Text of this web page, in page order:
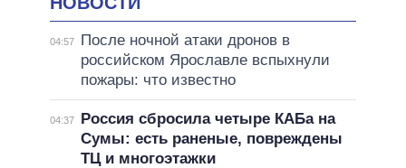
04:57
После ночной атаки дронов в
российском Ярославле вспыхнули
пожары: что известно
04:37
Россия сбросила четыре КАБа на
Сумы: есть раненые, повреждены
ТЦ и многоэтажки